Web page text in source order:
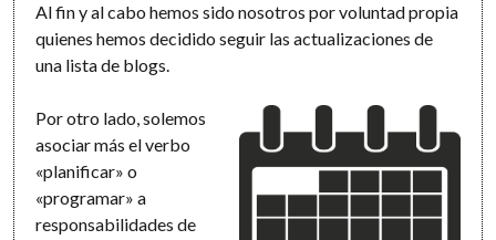
Al fin y al cabo hemos sido nosotros por voluntad propia
quienes hemos decidido seguir las actualizaciones de
una lista de blogs.
Por otro lado, solemos
asociar más el verbo
«planificar» o
«programar» a
responsabilidades de